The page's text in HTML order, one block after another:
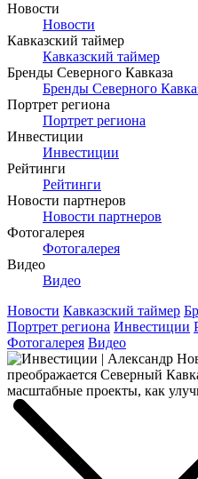
Новости
Новости
Кавказский таймер
Кавказский таймер
Бренды Северного Кавказа
Бренды Северного
Портрет региона
Портрет региона
Инвестиции
Инвестиции
Рейтинги
Рейтинги
Новости партнеров
Новости партнеров
Фотогалерея
Фотогалерея
Видео
Видео
Новости Кавказский таймер
Портрет региона Инвестиции
Фотогалерея Видео